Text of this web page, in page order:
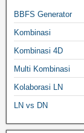
BBFS Generator
Kombinasi
Kombinasi 4D
Multi Kombinasi
Kolaborasi LN
LN vs DN